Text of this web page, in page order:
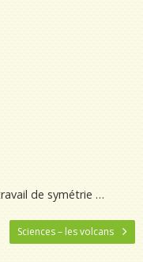
de symétrie …
Sciences – les volcans